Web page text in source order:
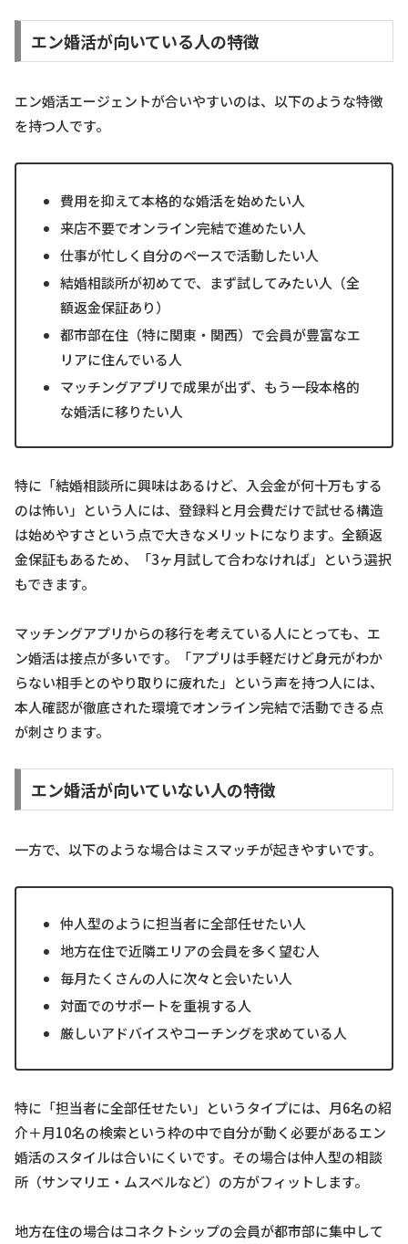
エン婚活が向いている人の特徴
エン婚活エージェントが合いやすいのは、以下のような特徴
を持つ人です。
費用を抑えて本格的な婚活を始めたい人
来店不要でオンライン完結で進めたい人
仕事が忙しく自分のペースで活動したい人
結婚相談所が初めてで、まず試してみたい人（全
額返金保証あり）
都市部在住（特に関東・関西）で会員が豊富なエ
リアに住んでいる人
マッチングアプリで成果が出ず、もう一段本格的
な婚活に移りたい人
特に「結婚相談所に興味はあるけど、入会金が何十万もする
のは怖い」という人には、登録料と月会費だけで試せる構造
は始めやすさという点で大きなメリットになります。全額返
金保証もあるため、「3ヶ月試して合わなければ」という選択
もできます。
マッチングアプリからの移行を考えている人にとっても、エ
ン婚活は接点が多いです。「アプリは手軽だけど身元がわか
らない相手とのやり取りに疲れた」という声を持つ人には、
本人確認が徹底された環境でオンライン完結で活動できる点
が刺さります。
エン婚活が向いていない人の特徴
一方で、以下のような場合はミスマッチが起きやすいです。
仲人型のように担当者に全部任せたい人
地方在住で近隣エリアの会員を多く望む人
毎月たくさんの人に次々と会いたい人
対面でのサポートを重視する人
厳しいアドバイスやコーチングを求めている人
特に「担当者に全部任せたい」というタイプには、月6名の紹
介＋月10名の検索という枠の中で自分が動く必要があるエン
婚活のスタイルは合いにくいです。その場合は仲人型の相談
所（サンマリエ・ムスベルなど）の方がフィットします。
地方在住の場合はコネクトシップの会員が都市部に集中して